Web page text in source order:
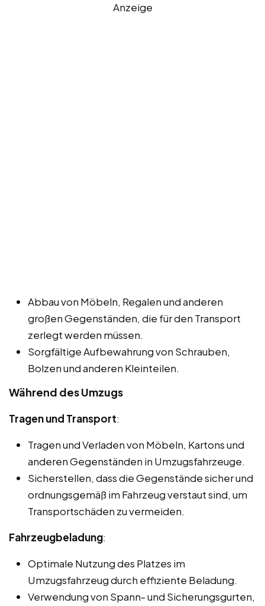
Anzeige
Abbau von Möbeln, Regalen und anderen
großen Gegenständen, die für den Transport
zerlegt werden müssen.
Sorgfältige Aufbewahrung von Schrauben,
Bolzen und anderen Kleinteilen.
Während des Umzugs
Tragen und Transport:
Tragen und Verladen von Möbeln, Kartons und
anderen Gegenständen in Umzugsfahrzeuge.
Sicherstellen, dass die Gegenstände sicher und
ordnungsgemäß im Fahrzeug verstaut sind, um
Transportschäden zu vermeiden.
Fahrzeugbeladung:
Optimale Nutzung des Platzes im
Umzugsfahrzeug durch effiziente Beladung.
Verwendung von Spann- und Sicherungsgurten,